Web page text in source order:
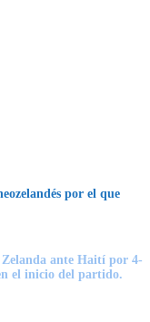
por el que
ante Haití por 4-
el inicio del partido.